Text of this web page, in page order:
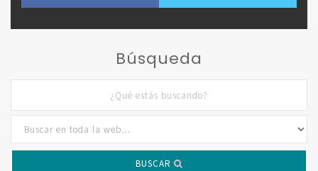
Búsqueda
BUSCAR